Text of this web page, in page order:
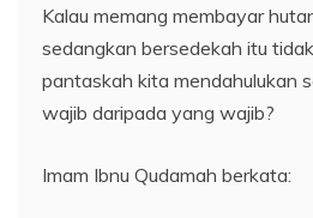
Kalau memang membayar
sedangkan bersedekah itu
pantaskah kita mendahulukan
wajib daripada yang wajib?
Imam Ibnu Qudamah berkata: